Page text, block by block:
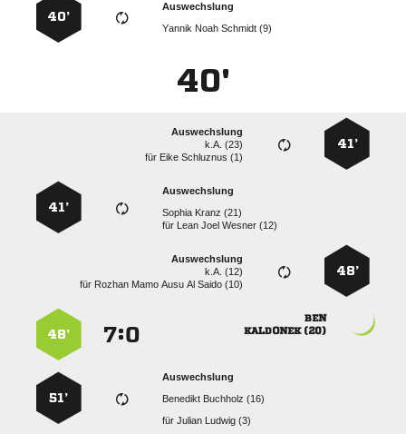
Auswechslung
   
40’
40'
41’
Auswechslung
k.A. (23)
für   
Auswechslung
  
für    
41’
48’
Auswechslung
k.A. (12)
für      

 
:
48’
Auswechslung
  
für  
51’